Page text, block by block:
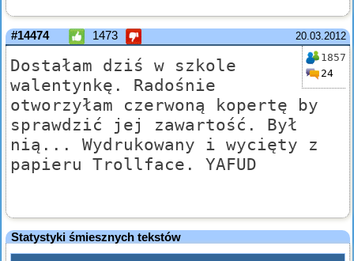
20.03.2012
#14474 1473
1857
24
Dostałam dziś w szkole
walentynkę. Radośnie
otworzyłam czerwoną kopertę by
sprawdzić jej zawartość. Był
nią... Wydrukowany i wycięty z
papieru Trollface. YAFUD
Statystyki śmiesznych tekstów